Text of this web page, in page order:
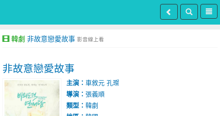
韓劇 非故意戀愛故事 影音線上看
非故意戀愛故事
主演： 車敘元 孔璨
導演： 張義順
類型： 韓劇